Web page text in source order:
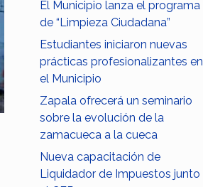
El Municipio lanza el programa
de “Limpieza Ciudadana”
Estudiantes iniciaron nuevas
prácticas profesionalizantes en
el Municipio
Zapala ofrecerá un seminario
sobre la evolución de la
zamacueca a la cueca
Nueva capacitación de
Liquidador de Impuestos junto